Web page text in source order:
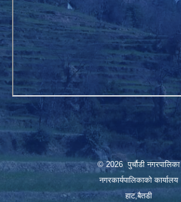
© 2026 पुर्चौडी नगरपालिका
नगरकार्यपालिकाकाे कार्यालय
हाट,बैतडी